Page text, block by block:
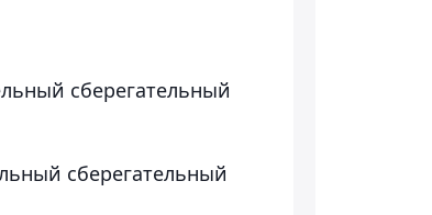
сберегательный
сберегательный